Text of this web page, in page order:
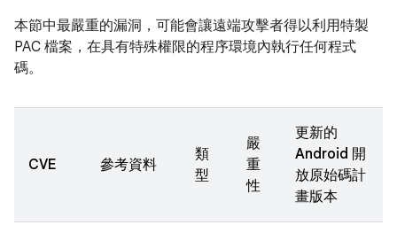
本節中最嚴重的漏洞，可能會讓遠端攻擊者得以利用特製
PAC 檔案，在具有特殊權限的程序環境內執行任何程式
碼。
CVE 參考資料
類
型
嚴
重
性
更新的
Android 開
放原始碼計
畫版本